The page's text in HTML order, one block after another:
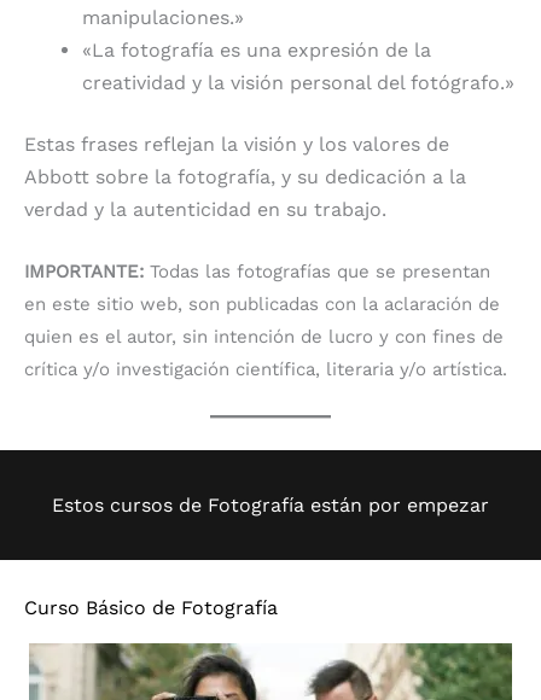
manipulaciones.»
«La fotografía es una expresión de la
creatividad y la visión personal del fotógrafo.»
Estas frases reflejan la visión y los valores de
Abbott sobre la fotografía, y su dedicación a la
verdad y la autenticidad en su trabajo.
IMPORTANTE: Todas las fotografías que se presentan
en este sitio web, son publicadas con la aclaración de
quien es el autor, sin intención de lucro y con fines de
crítica y/o investigación científica, literaria y/o artística.
Estos cursos de Fotografía están por empezar
Curso Básico de Fotografía